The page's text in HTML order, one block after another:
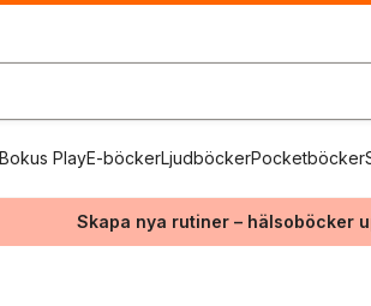
Bokus PlayE-böckerLjudböckerPocketböcker
Skapa nya rutiner – hälsoböcker